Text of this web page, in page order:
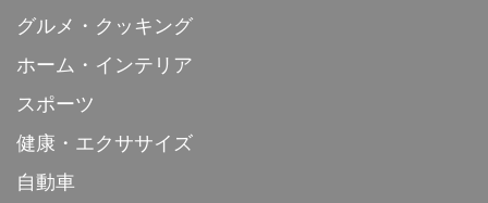
グルメ・クッキング
ホーム・インテリア
スポーツ
健康・エクササイズ
自動車